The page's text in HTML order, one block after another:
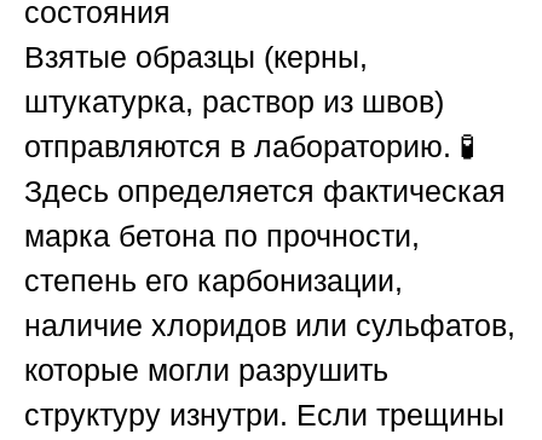
состояния
Взятые образцы (керны,
штукатурка, раствор из швов)
отправляются в лабораторию. 🧪
Здесь определяется фактическая
марка бетона по прочности,
степень его карбонизации,
наличие хлоридов или сульфатов,
которые могли разрушить
структуру изнутри. Если трещины